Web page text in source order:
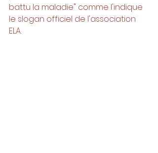
battu la maladie" comme l'indique
le slogan officiel de l'association
ELA.